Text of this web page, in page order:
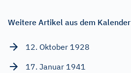
Weitere Artikel aus dem Kalender
12. Oktober 1928
17. Januar 1941